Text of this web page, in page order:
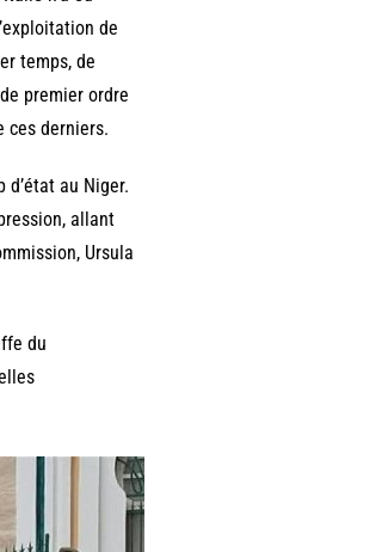
de
temps, de
premier ordre
ces derniers.
au Niger.
allant
Ursula
du